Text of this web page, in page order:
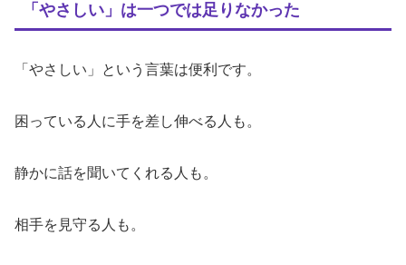
「やさしい」は一つでは足りなかった
「やさしい」という言葉は便利です。
困っている人に手を差し伸べる人も。
静かに話を聞いてくれる人も。
相手を見守る人も。